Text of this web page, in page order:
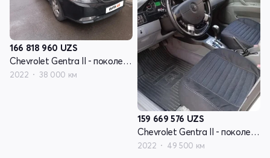
166 818 960 UZS
Chevrolet Gentra II - поколение
2022 38 000 км
159 669 576 UZS
Chevrolet Gentra II - поколение
2022 49 500 км